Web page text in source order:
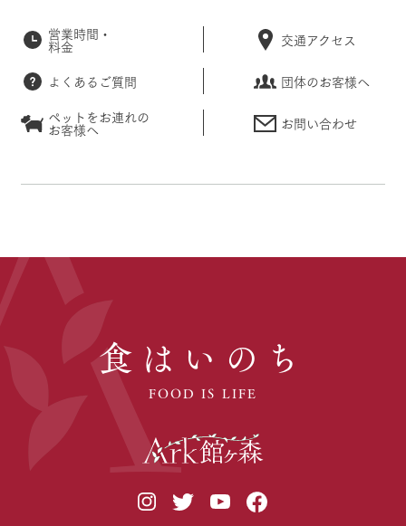
営業時間・
料金 交通アクセス
よくあるご質問
団体のお客様へ
ペットをお連れの
お客様へ お問い合わせ
食はいのち
FOOD IS LIFE